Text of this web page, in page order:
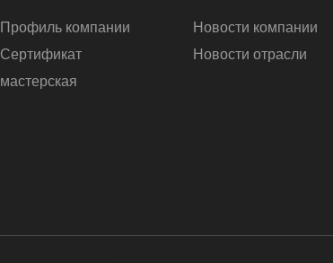
Профиль компании
Сертификат
мастерская
Новости компании
Новости отрасли